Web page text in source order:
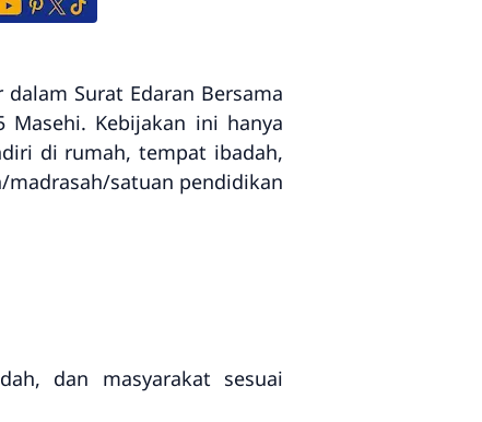
Surat Edaran Bersama
Masehi. Kebijakan ini hanya
di rumah, tempat ibadah,
satuan pendidikan
dan masyarakat sesuai